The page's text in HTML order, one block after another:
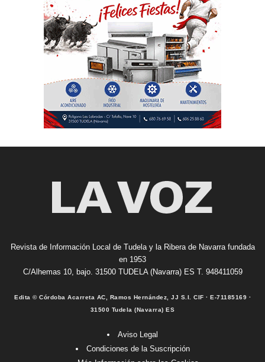
Revista de Información Local de Tudela y la Ribera de Navarra fundada
en 1953
C/Alhemas 10, bajo. 31500 TUDELA (Navarra) ES T. 948411059
Edita © Córdoba Acarreta AC, Ramos Hernández, JJ S.I. CIF · E-71185169 ·
31500 Tudela (Navarra) ES
Aviso Legal
Condiciones de la Suscripción